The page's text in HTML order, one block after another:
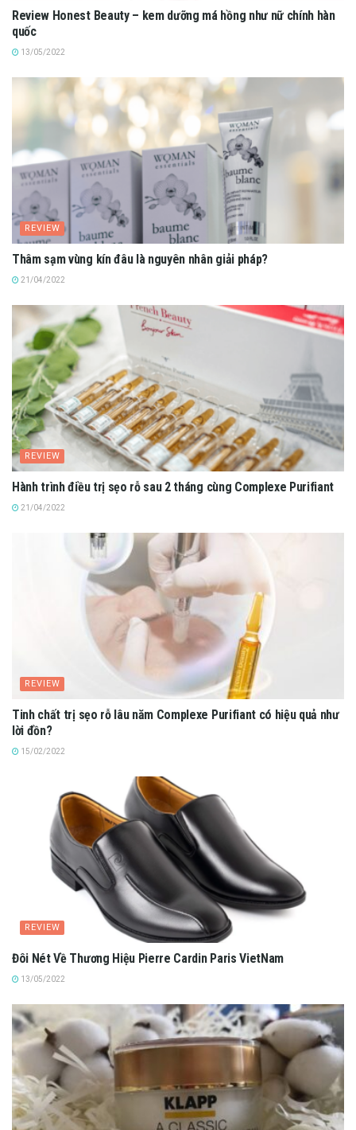
Review Honest Beauty – kem dưỡng má hồng như nữ chính hàn
quốc
13/05/2022
REVIEW
Thâm sạm vùng kín đâu là nguyên nhân giải pháp?
21/04/2022
REVIEW
Hành trình điều trị sẹo rỗ sau 2 tháng cùng Complexe Purifiant
21/04/2022
REVIEW
Tinh chất trị sẹo rỗ lâu năm Complexe Purifiant có hiệu quả như
lời đồn?
15/02/2022
REVIEW
Đôi Nét Về Thương Hiệu Pierre Cardin Paris VietNam
13/05/2022